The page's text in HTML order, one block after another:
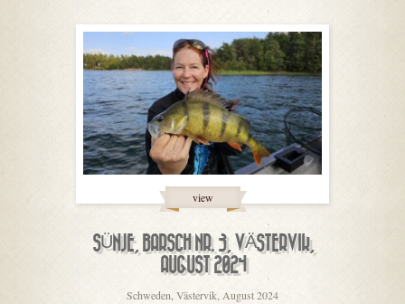
view
SÜNJE, BARSCH NR. 3, VÄSTERVIK,
AUGUST 2024
Schweden, Västervik, August 2024